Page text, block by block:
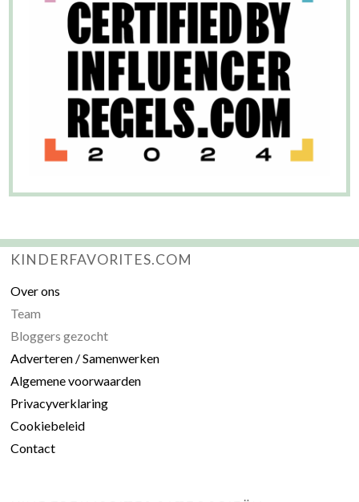
KINDERFAVORITES.COM
Over ons
Team
Bloggers gezocht
Adverteren / Samenwerken
Algemene voorwaarden
Privacyverklaring
Cookiebeleid
Contact